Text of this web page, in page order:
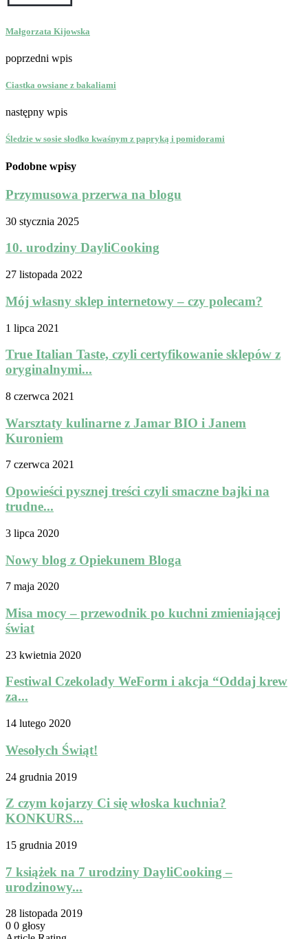
Małgorzata Kijowska
poprzedni wpis
Ciastka owsiane z bakaliami
następny wpis
Śledzie w sosie słodko kwaśnym z papryką i pomidorami
Podobne wpisy
Przymusowa przerwa na blogu
30 stycznia 2025
10. urodziny DayliCooking
27 listopada 2022
Mój własny sklep internetowy – czy polecam?
1 lipca 2021
True Italian Taste, czyli certyfikowanie sklepów z
oryginalnymi...
8 czerwca 2021
Warsztaty kulinarne z Jamar BIO i Janem
Kuroniem
7 czerwca 2021
Opowieści pysznej treści czyli smaczne bajki na
trudne...
3 lipca 2020
Nowy blog z Opiekunem Bloga
7 maja 2020
Misa mocy – przewodnik po kuchni zmieniającej
świat
23 kwietnia 2020
Festiwal Czekolady WeForm i akcja “Oddaj krew
za...
14 lutego 2020
Wesołych Świąt!
24 grudnia 2019
Z czym kojarzy Ci się włoska kuchnia?
KONKURS...
15 grudnia 2019
7 książek na 7 urodziny DayliCooking –
urodzinowy...
28 listopada 2019
0 0 głosy